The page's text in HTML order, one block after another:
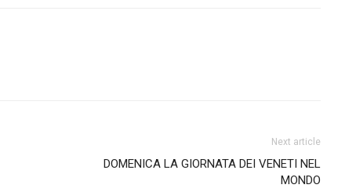
Next article
DOMENICA LA GIORNATA DEI VENETI NEL
MONDO